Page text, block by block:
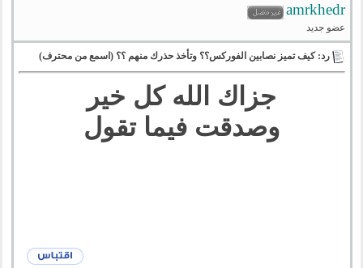
amrkhedr
عضو جديد
رد: كيف تميز نصابين الفوركس؟؟ وتأخذ حذرك منهم ؟؟ (اسمع من محترف)
جزاك الله كل خير
وصدقت فيما تقول